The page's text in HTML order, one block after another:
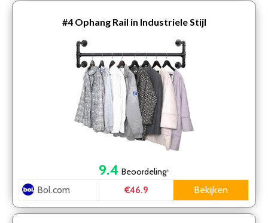
#4 Ophang Rail in Industriele Stijl
9.4 Beoordeling*
Bol.com €46.9 Bekijken